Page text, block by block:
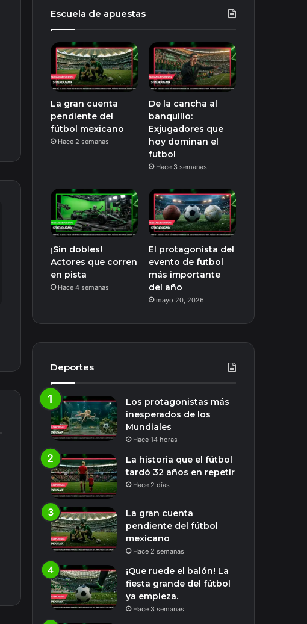
Escuela de apuestas
La gran cuenta
pendiente del
fútbol mexicano
Hace 2 semanas
De la cancha al
banquillo:
Exjugadores que
hoy dominan el
futbol
Hace 3 semanas
¡Sin dobles!
Actores que corren
en pista
Hace 4 semanas
El protagonista del
evento de futbol
más importante
del año
mayo 20, 2026
Deportes
Los protagonistas más
inesperados de los
Mundiales
Hace 14 horas
La historia que el fútbol
tardó 32 años en repetir
Hace 2 días
La gran cuenta
pendiente del fútbol
mexicano
Hace 2 semanas
¡Que ruede el balón! La
fiesta grande del fútbol
ya empieza.
Hace 3 semanas